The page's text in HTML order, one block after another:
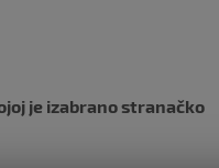
je izabrano stranačko